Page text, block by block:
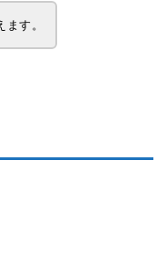
す。